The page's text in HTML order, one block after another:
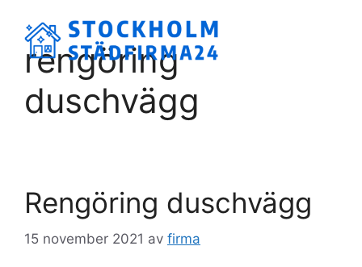
innehållrengöring
duschvägg
Rengöring duschvägg
15 november 2021 av firma